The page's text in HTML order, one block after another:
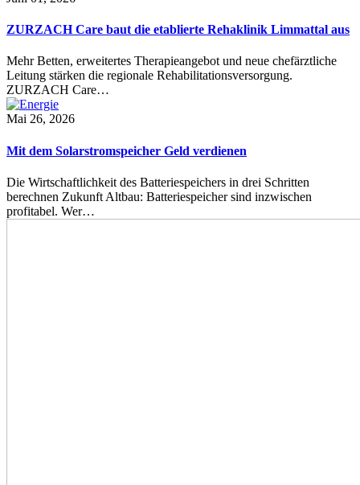
ZURZACH Care baut die etablierte Rehaklinik Limmattal aus
Mehr Betten, erweitertes Therapieangebot und neue chefärztliche
Leitung stärken die regionale Rehabilitationsversorgung.
ZURZACH Care…
Mai 26, 2026
Mit dem Solarstromspeicher Geld verdienen
Die Wirtschaftlichkeit des Batteriespeichers in drei Schritten
berechnen Zukunft Altbau: Batteriespeicher sind inzwischen
profitabel. Wer…